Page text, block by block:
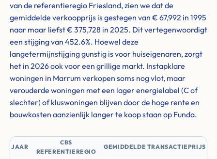
van de referentieregio Friesland, zien we dat de
gemiddelde verkoopprijs is gestegen van € 67,992 in 1995
naar maar liefst € 375,728 in 2025. Dit vertegenwoordigt
een stijging van 452.6%. Hoewel deze
langetermijnstijging gunstig is voor huiseigenaren, zorgt
het in 2026 ook voor een grillige markt. Instapklare
woningen in Marrum verkopen soms nog vlot, maar
verouderde woningen met een lager energielabel (C of
slechter) of kluswoningen blijven door de hoge rente en
bouwkosten aanzienlijk langer te koop staan op Funda.
JAAR
CBS
REFERENTIEREGIO
GEMIDDELDE TRANSACTIEPRIJS